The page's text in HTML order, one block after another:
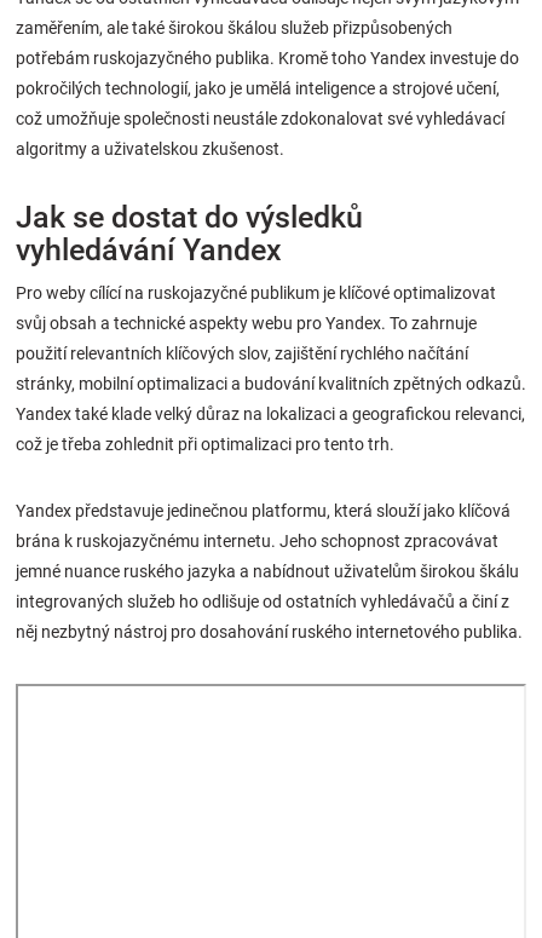
zaměřením, ale také širokou škálou služeb přizpůsobených
potřebám ruskojazyčného publika. Kromě toho Yandex investuje do
pokročilých technologií, jako je umělá inteligence a strojové učení,
což umožňuje společnosti neustále zdokonalovat své vyhledávací
algoritmy a uživatelskou zkušenost.
Jak se dostat do výsledků
vyhledávání Yandex
Pro weby cílící na ruskojazyčné publikum je klíčové optimalizovat
svůj obsah a technické aspekty webu pro Yandex. To zahrnuje
použití relevantních klíčových slov, zajištění rychlého načítání
stránky, mobilní optimalizaci a budování kvalitních zpětných odkazů.
Yandex také klade velký důraz na lokalizaci a geografickou relevanci,
což je třeba zohlednit při optimalizaci pro tento trh.
Yandex představuje jedinečnou platformu, která slouží jako klíčová
brána k ruskojazyčnému internetu. Jeho schopnost zpracovávat
jemné nuance ruského jazyka a nabídnout uživatelům širokou škálu
integrovaných služeb ho odlišuje od ostatních vyhledávačů a činí z
něj nezbytný nástroj pro dosahování ruského internetového publika.